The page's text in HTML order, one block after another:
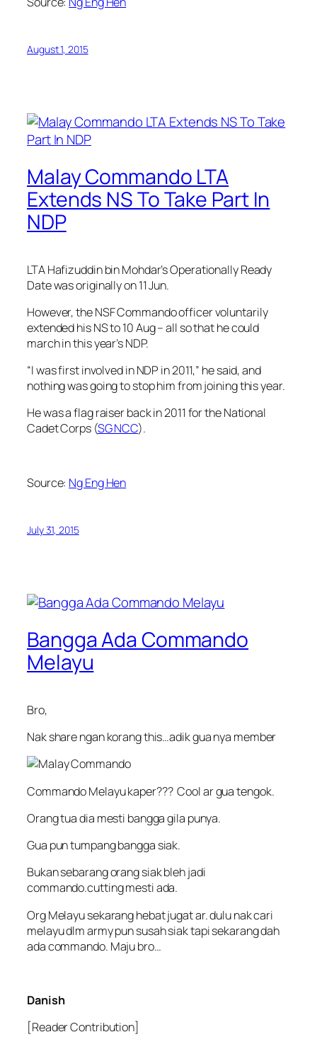
August 1, 2015
Malay Commando LTA
Extends NS To Take Part In
NDP
LTA Hafizuddin bin Mohdar’s Operationally Ready
Date was originally on 11 Jun.
However, the NSF Commando officer voluntarily
extended his NS to 10 Aug – all so that he could
march in this year’s NDP.
“I was first involved in NDP in 2011,” he said, and
nothing was going to stop him from joining this year.
He was a flag raiser back in 2011 for the National
Cadet Corps (SG NCC).
Source: Ng Eng Hen
July 31, 2015
Bangga Ada Commando
Melayu
Bro,
Nak share ngan korang this…adik gua nya member
Commando Melayu kaper??? Cool ar gua tengok.
Orang tua dia mesti bangga gila punya.
Gua pun tumpang bangga siak.
Bukan sebarang orang siak bleh jadi
commando.cutting mesti ada.
Org Melayu sekarang hebat jugat ar. dulu nak cari
melayu dlm army pun susah siak tapi sekarang dah
ada commando. Maju bro…
Danish
[Reader Contribution]